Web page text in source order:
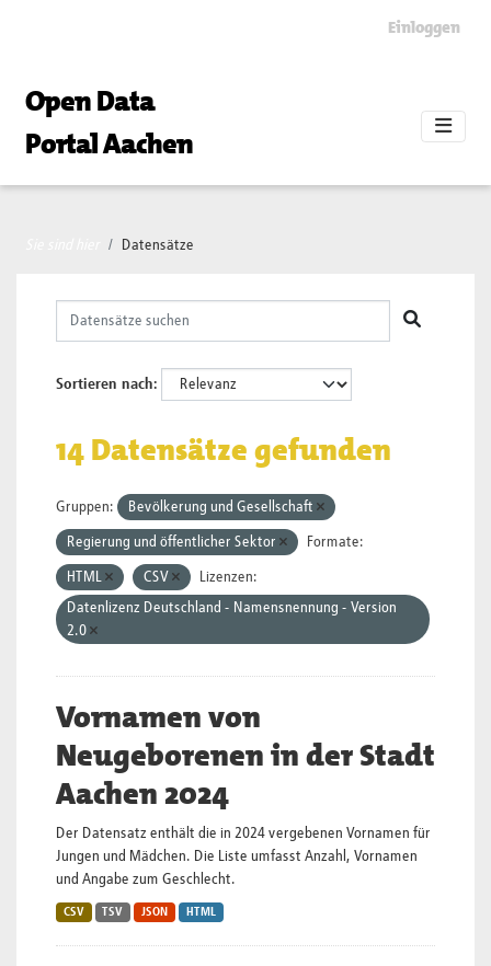
Einloggen
Open Data
Portal Aachen
Datensätze
Sortieren nach
14 Datensätze gefunden
Gruppen: Bevölkerung und Gesellschaft
Regierung und öffentlicher Sektor Formate:
HTML CSV
Lizenzen:
Datenlizenz Deutschland - Namensnennung - Version
2.0
Vornamen von
Neugeborenen in der Stadt
Aachen 2024
Der Datensatz enthält die in 2024 vergebenen Vornamen für
Jungen und Mädchen. Die Liste umfasst Anzahl, Vornamen
und Angabe zum Geschlecht.
CSV TSV JSON HTML